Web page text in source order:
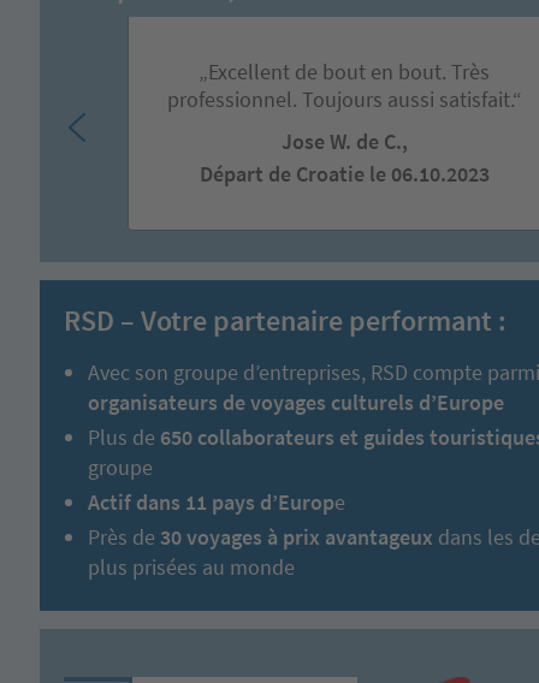
„Excellent de bout en bout. Très
professionnel. Toujours aussi satisfait.“
Jose W. de C.,
Départ de Croatie le 06.10.2023
RSD – Votre partenaire performant :
Avec son groupe d’entreprises, RSD compte parmi
organisateurs de voyages culturels d’Europe
Plus de 650 collaborateurs et guides
groupe
Actif dans 11 pays d’Europe
Près de 30 voyages à prix avantageux dans les
plus prisées au monde